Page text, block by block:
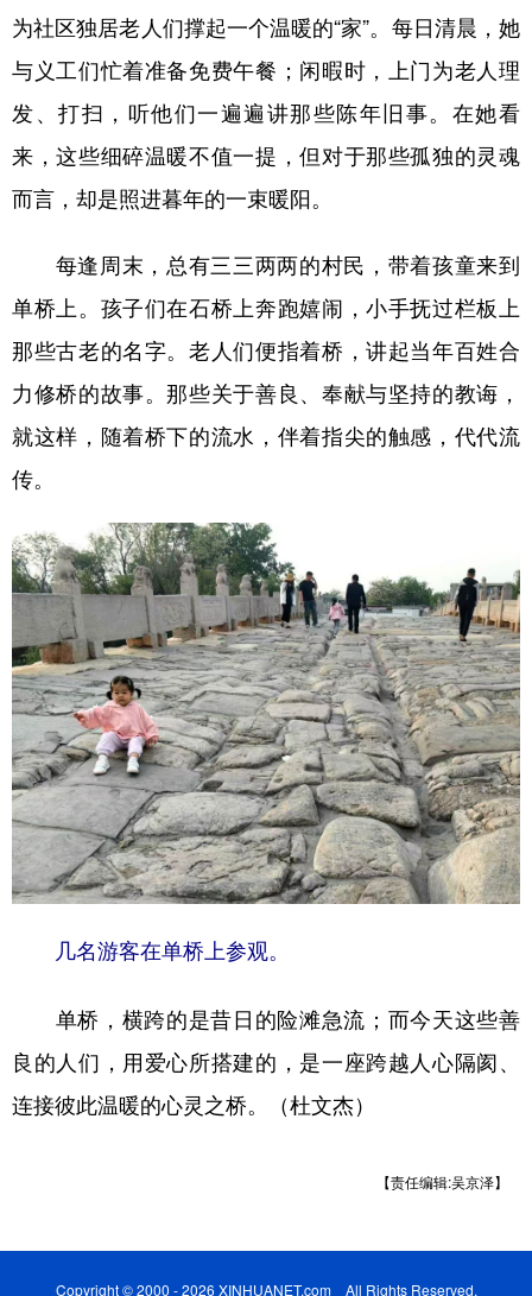
为社区独居老人们撑起一个温暖的“家”。每日清晨，她
与义工们忙着准备免费午餐；闲暇时，上门为老人理
发、打扫，听他们一遍遍讲那些陈年旧事。在她看
来，这些细碎温暖不值一提，但对于那些孤独的灵魂
而言，却是照进暮年的一束暖阳。
每逢周末，总有三三两两的村民，带着孩童来到
单桥上。孩子们在石桥上奔跑嬉闹，小手抚过栏板上
那些古老的名字。老人们便指着桥，讲起当年百姓合
力修桥的故事。那些关于善良、奉献与坚持的教诲，
就这样，随着桥下的流水，伴着指尖的触感，代代流
传。
几名游客在单桥上参观。
单桥，横跨的是昔日的险滩急流；而今天这些善
良的人们，用爱心所搭建的，是一座跨越人心隔阂、
连接彼此温暖的心灵之桥。（杜文杰）
【责任编辑:吴京泽】
Copyright © 2000 - 2026 XINHUANET.com All Rights Reserved.